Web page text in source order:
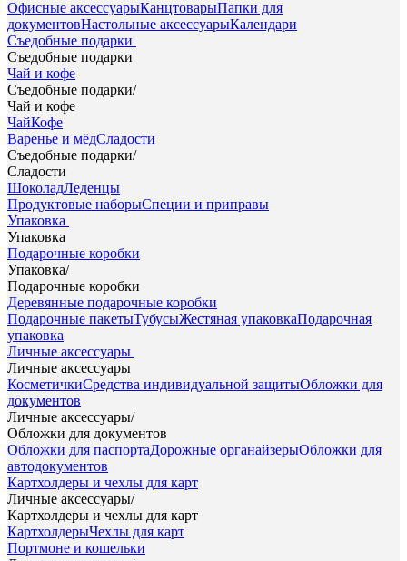
Офисные аксессуарыКанцтоварыПапки для
документовНастольные аксессуарыКалендари
Съедобные подарки
Съедобные подарки
Чай и кофе
Съедобные подарки/
Чай и кофе
ЧайКофе
Варенье и мёдСладости
Съедобные подарки/
Сладости
ШоколадЛеденцы
Продуктовые наборыСпеции и приправы
Упаковка
Упаковка
Подарочные коробки
Упаковка/
Подарочные коробки
Деревянные подарочные коробки
Подарочные пакетыТубусыЖестяная упаковкаПодарочная
упаковка
Личные аксессуары
Личные аксессуары
КосметичкиСредства индивидуальной защитыОбложки для
документов
Личные аксессуары/
Обложки для документов
Обложки для паспортаДорожные органайзерыОбложки для
автодокументов
Картхолдеры и чехлы для карт
Личные аксессуары/
Картхолдеры и чехлы для карт
КартхолдерыЧехлы для карт
Портмоне и кошельки